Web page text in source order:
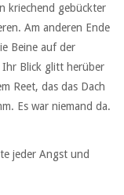
kriechend gebückter
Am anderen Ende
Beine auf der
Ihr Blick glitt herüber
Reet, das das Dach
Es war niemand da.
jeder Angst und